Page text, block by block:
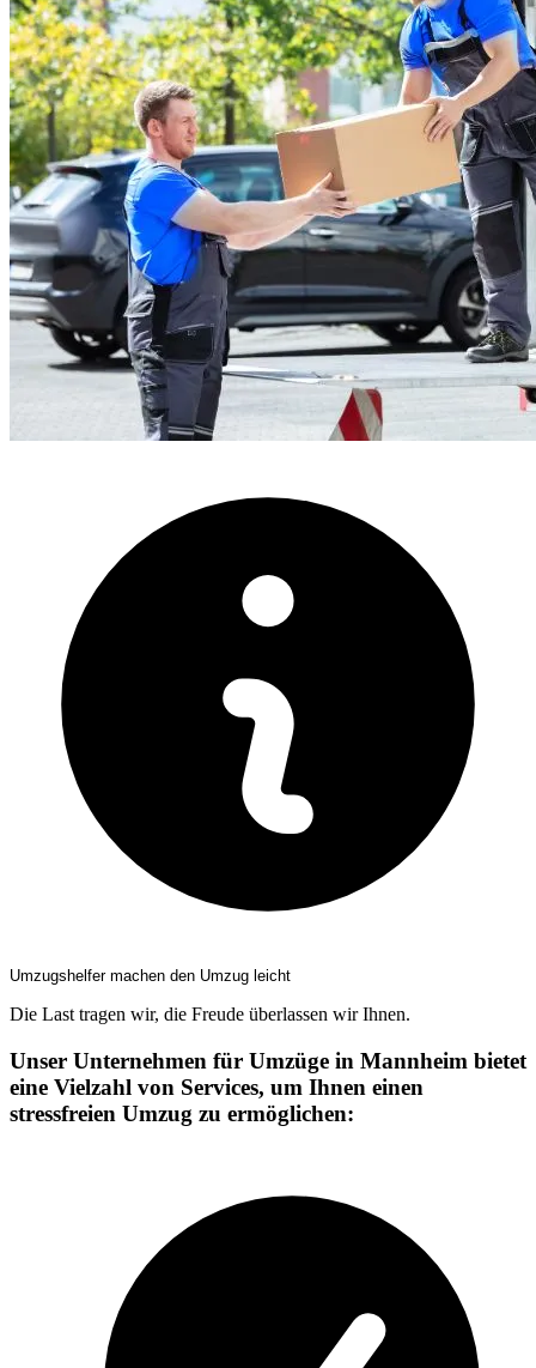
Umzugshelfer machen den Umzug leicht
Die Last tragen wir, die Freude überlassen wir Ihnen.
Unser Unternehmen für Umzüge in Mannheim bietet
eine Vielzahl von Services, um Ihnen einen
stressfreien Umzug zu ermöglichen: